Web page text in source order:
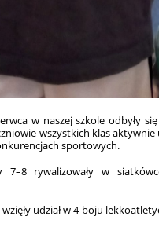
w naszej szkole odbyły
wszystkich klas aktywnie
sportowych.
rywalizowały w
wzięły udział w 4-boju